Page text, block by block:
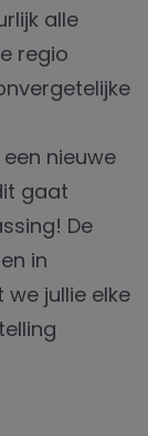
alle
regio
nieuwe
gaat
De
in
jullie elke